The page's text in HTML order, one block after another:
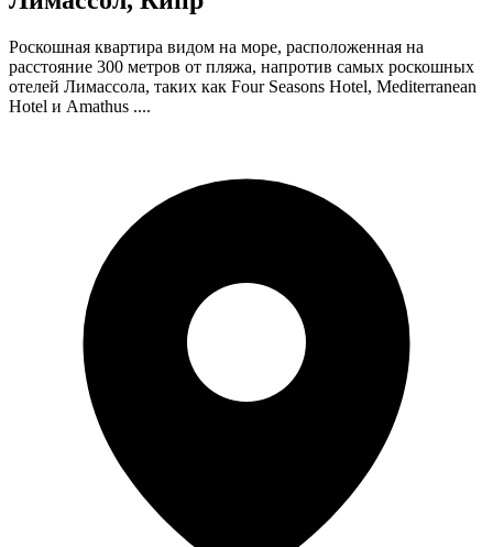
Роскошная квартира видом на море, расположенная на
расстояние 300 метров от пляжа, напротив самых роскошных
отелей Лимассола, таких как Four Seasons Hotel, Mediterranean
Hotel и Amathus ....